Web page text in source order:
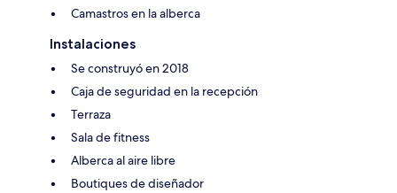
Camastros en la alberca
Instalaciones
Se construyó en 2018
Caja de seguridad en la recepción
Terraza
Sala de fitness
Alberca al aire libre
Boutiques de diseñador